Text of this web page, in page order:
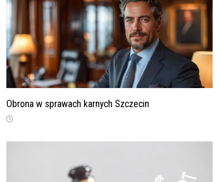
Obrona w sprawach karnych Szczecin